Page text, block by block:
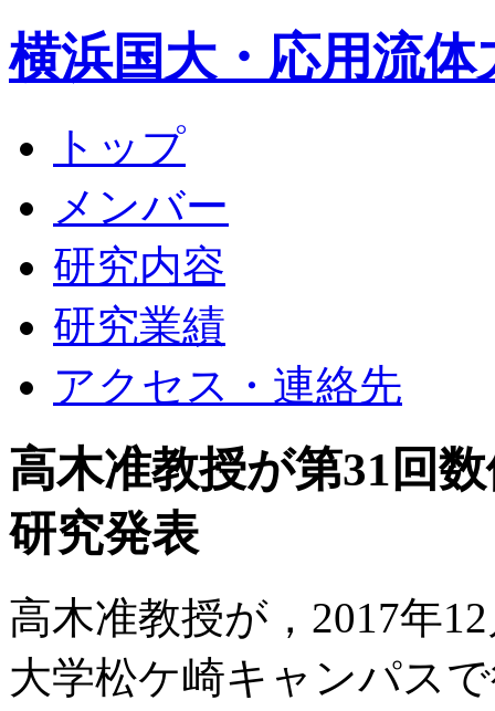
横浜国大・応用流
トップ
メンバー
研究内容
研究業績
アクセス・連絡先
高木准教授が第31回
研究発表
高木准教授が，2017年
大学松ケ崎キャンパス